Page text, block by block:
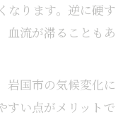
なります。逆に硬す
血流が滞ることもあ
岩国市の気候変化に
すい点がメリットで